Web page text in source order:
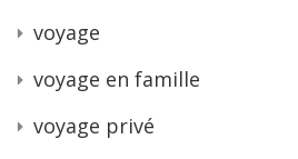
voyage
voyage en famille
voyage privé